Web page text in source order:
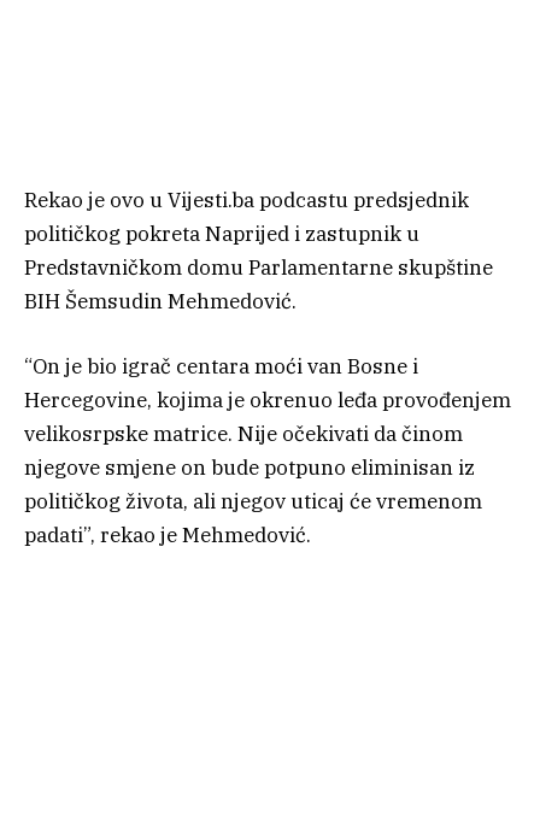
Rekao je ovo u Vijesti.ba podcastu predsjednik
političkog pokreta Naprijed i zastupnik u
Predstavničkom domu Parlamentarne skupštine
BIH Šemsudin Mehmedović.
“On je bio igrač centara moći van Bosne i
Hercegovine, kojima je okrenuo leđa provođenjem
velikosrpske matrice. Nije očekivati da činom
njegove smjene on bude potpuno eliminisan iz
političkog života, ali njegov uticaj će vremenom
padati”, rekao je Mehmedović.